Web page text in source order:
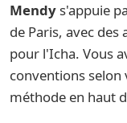
Mendy s'appuie
de Paris, avec des
pour l'Icha. Vous
conventions selon
méthode en haut